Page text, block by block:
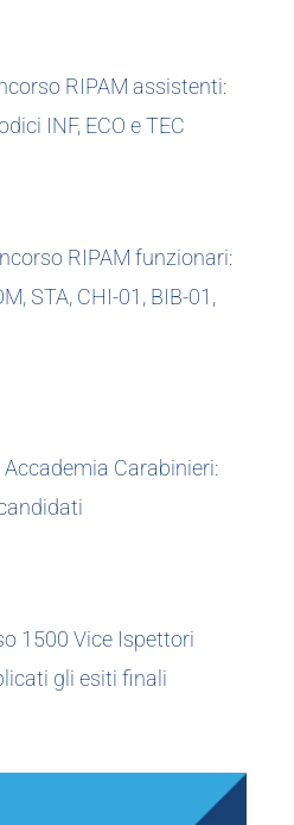
RIPAM assistenti:
INF, ECO e TEC
RIPAM funzionari:
STA, CHI-01, BIB-01,
Carabinieri:
1500 Vice Ispettori
gli esiti finali